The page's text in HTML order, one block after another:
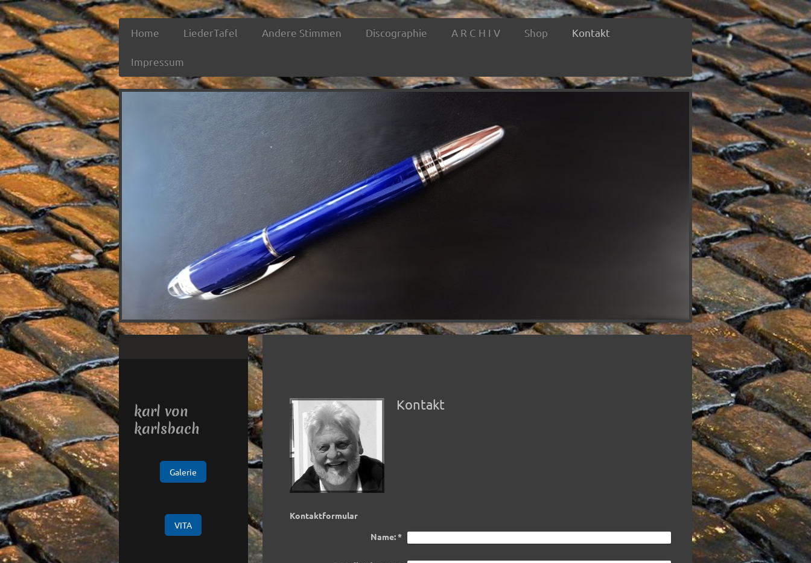
Home LiederTafel Andere Stimmen Discographie A R C H I V Shop Kontakt
Impressum
Kontakt
Kontaktformular
Name:*
karl von
karlsbach
Galerie
VITA